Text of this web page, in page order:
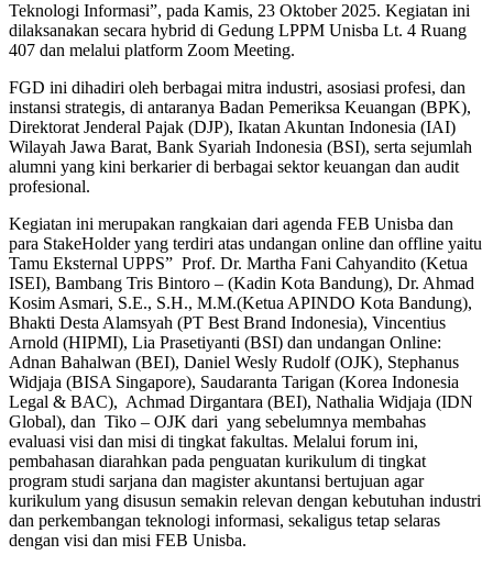
Teknologi Informasi”, pada Kamis, 23 Oktober 2025. Kegiatan ini
dilaksanakan secara hybrid di Gedung LPPM Unisba Lt. 4 Ruang
407 dan melalui platform Zoom Meeting.
FGD ini dihadiri oleh berbagai mitra industri, asosiasi profesi, dan
instansi strategis, di antaranya Badan Pemeriksa Keuangan (BPK),
Direktorat Jenderal Pajak (DJP), Ikatan Akuntan Indonesia (IAI)
Wilayah Jawa Barat, Bank Syariah Indonesia (BSI), serta sejumlah
alumni yang kini berkarier di berbagai sektor keuangan dan audit
profesional.
Kegiatan ini merupakan rangkaian dari agenda FEB Unisba dan
para StakeHolder yang terdiri atas undangan online dan offline yaitu
Tamu Eksternal UPPS” Prof. Dr. Martha Fani Cahyandito (Ketua
ISEI), Bambang Tris Bintoro – (Kadin Kota Bandung), Dr. Ahmad
Kosim Asmari, S.E., S.H., M.M.(Ketua APINDO Kota Bandung),
Bhakti Desta Alamsyah (PT Best Brand Indonesia), Vincentius
Arnold (HIPMI), Lia Prasetiyanti (BSI) dan undangan Online:
Adnan Bahalwan (BEI), Daniel Wesly Rudolf (OJK), Stephanus
Widjaja (BISA Singapore), Saudaranta Tarigan (Korea Indonesia
Legal & BAC), Achmad Dirgantara (BEI), Nathalia Widjaja (IDN
Global), dan Tiko – OJK dari yang sebelumnya membahas
evaluasi visi dan misi di tingkat fakultas. Melalui forum ini,
pembahasan diarahkan pada penguatan kurikulum di tingkat
program studi sarjana dan magister akuntansi bertujuan agar
kurikulum yang disusun semakin relevan dengan kebutuhan industri
dan perkembangan teknologi informasi, sekaligus tetap selaras
dengan visi dan misi FEB Unisba.